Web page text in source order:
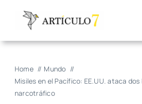
Home
Mundo
Misiles en el Pacífico: EE.UU. ataca
narcotráfico